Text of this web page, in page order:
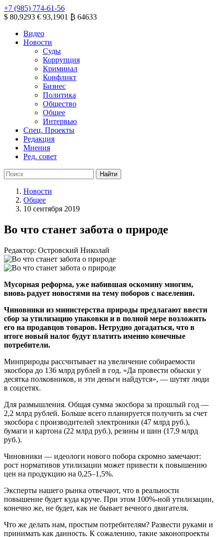
+7 (985) 774-61-56
$ 80,9293 € 93,1901 ₿ 64633
Видео
Новости
Суды
Коррупция
Криминал
Конфликт
Бизнес
Политика
Общество
Общее
Интервью
Спец. Проекты
Редакция
Мнения
Ред. совет
Новости
Общее
10 сентября 2019
Во что станет забота о природе
Редактор: Островский Николай
Мусорная реформа, уже набившая оскомину многим,
вновь радует новостями на тему поборов с населения.
Чиновники из министерства природы предлагают ввести
сбор за утилизацию упаковки и в полной мере возложить
его на продавцов товаров. Нетрудно догадаться, что в
итоге новый налог будут платить именно конечные
потребители.
Минприроды рассчитывает на увеличение собираемости
экосбора до 136 млрд рублей в год. «Да провести обыски у
десятка полковников, и эти деньги найдутся», — шутят люди
в соцсетях.
Для размышления. Общая сумма экосбора за прошлый год —
2,2 млрд рублей. Больше всего планируется получить за счет
экосбора с производителей электроники (47 млрд руб.),
бумаги и картона (22 млрд руб.), резины и шин (17,9 млрд
руб.).
Чиновники — идеологи нового побора скромно замечают:
рост нормативов утилизации может привести к повышению
цен на продукцию на 0,25–1,5%.
Эксперты нашего рынка отвечают, что в реальности
повышение будет куда круче. При этом 100%-ной утилизации,
конечно же, не будет, как не бывает вечного двигателя.
Что же делать нам, простым потребителям? Развести руками и
принимать как данность. К сожалению, такие законопроекты